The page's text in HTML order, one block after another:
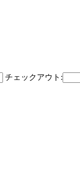
チェックアウト: